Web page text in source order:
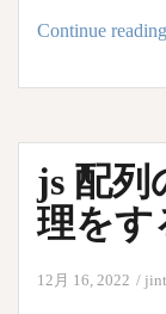
Continue reading
js 配列
理を
12月 16, 2022